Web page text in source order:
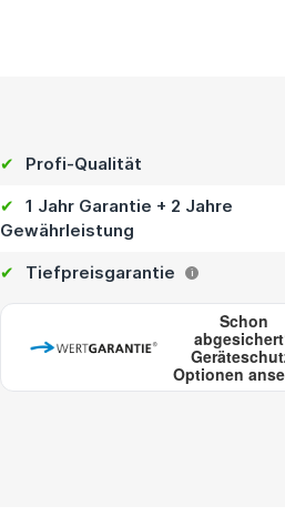
✔ Profi-Qualität
✔
1 Jahr Garantie + 2 Jahre
Gewährleistung
✔ Tiefpreisgarantie i
Schon
Optionen